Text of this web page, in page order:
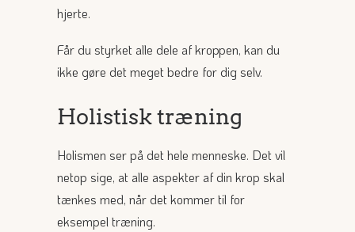
hjerte.
Får du styrket alle dele af kroppen, kan du
ikke gøre det meget bedre for dig selv.
Holistisk træning
Holismen ser på det hele menneske. Det vil
netop sige, at alle aspekter af din krop skal
tænkes med, når det kommer til for
eksempel træning.